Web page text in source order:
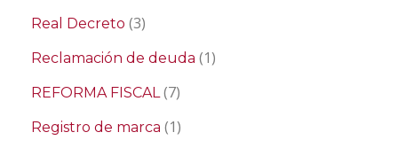
Real Decreto (3)
Reclamación de deuda (1)
REFORMA FISCAL(7)
Registro de marca (1)